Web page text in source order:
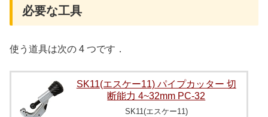
必要な工具
使う道具は次の 4 つです．
SK11(エスケー11) パイプカッター 切
断能力 4~32mm PC-32
SK11(エスケー11)